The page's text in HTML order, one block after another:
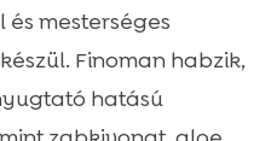
és mesterséges
Finoman habzik,
hatású